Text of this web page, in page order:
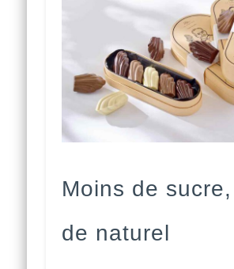
Moins de
de naturel